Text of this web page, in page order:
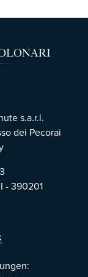
s.a.r.l.
dei Pecorai
- 390201